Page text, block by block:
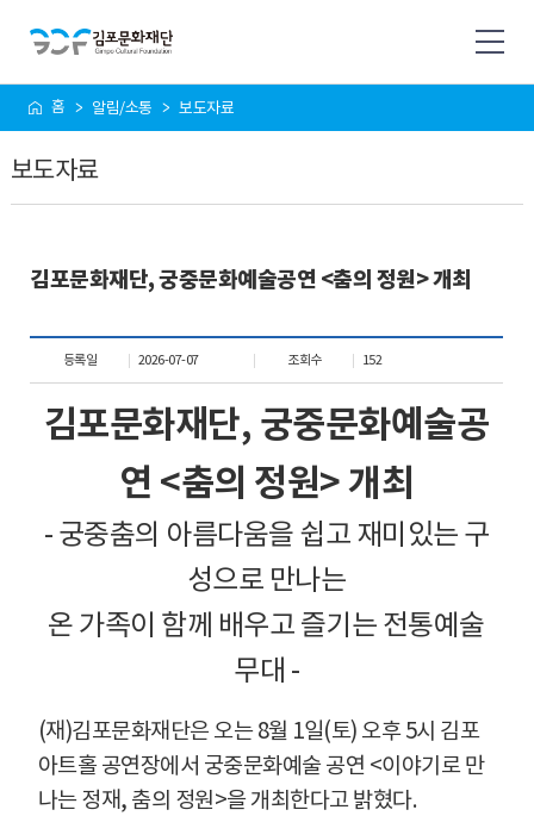
사
이
맵
홈 알림/소통 보도자료
보도자료
김포문화재단, 궁중문화예술공연 <춤의 정원> 개최
등록일 2026-07-07 조회수 152
김포문화재단, 궁중문화예술공
연 <춤의 정원>개최
-궁중춤의 아름다움을 쉽고 재미있는 구
성으로 만나는
온 가족이 함께 배우고 즐기는 전통예술
무대 -
(재)김포문화재단은 오는8월 1일(토) 오후5시 김포
아트홀 공연장에서 궁중문화예술 공연 <이야기로 만
나는 정재, 춤의 정원>을 개최한다고 밝혔다.